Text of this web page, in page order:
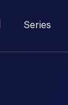
Series